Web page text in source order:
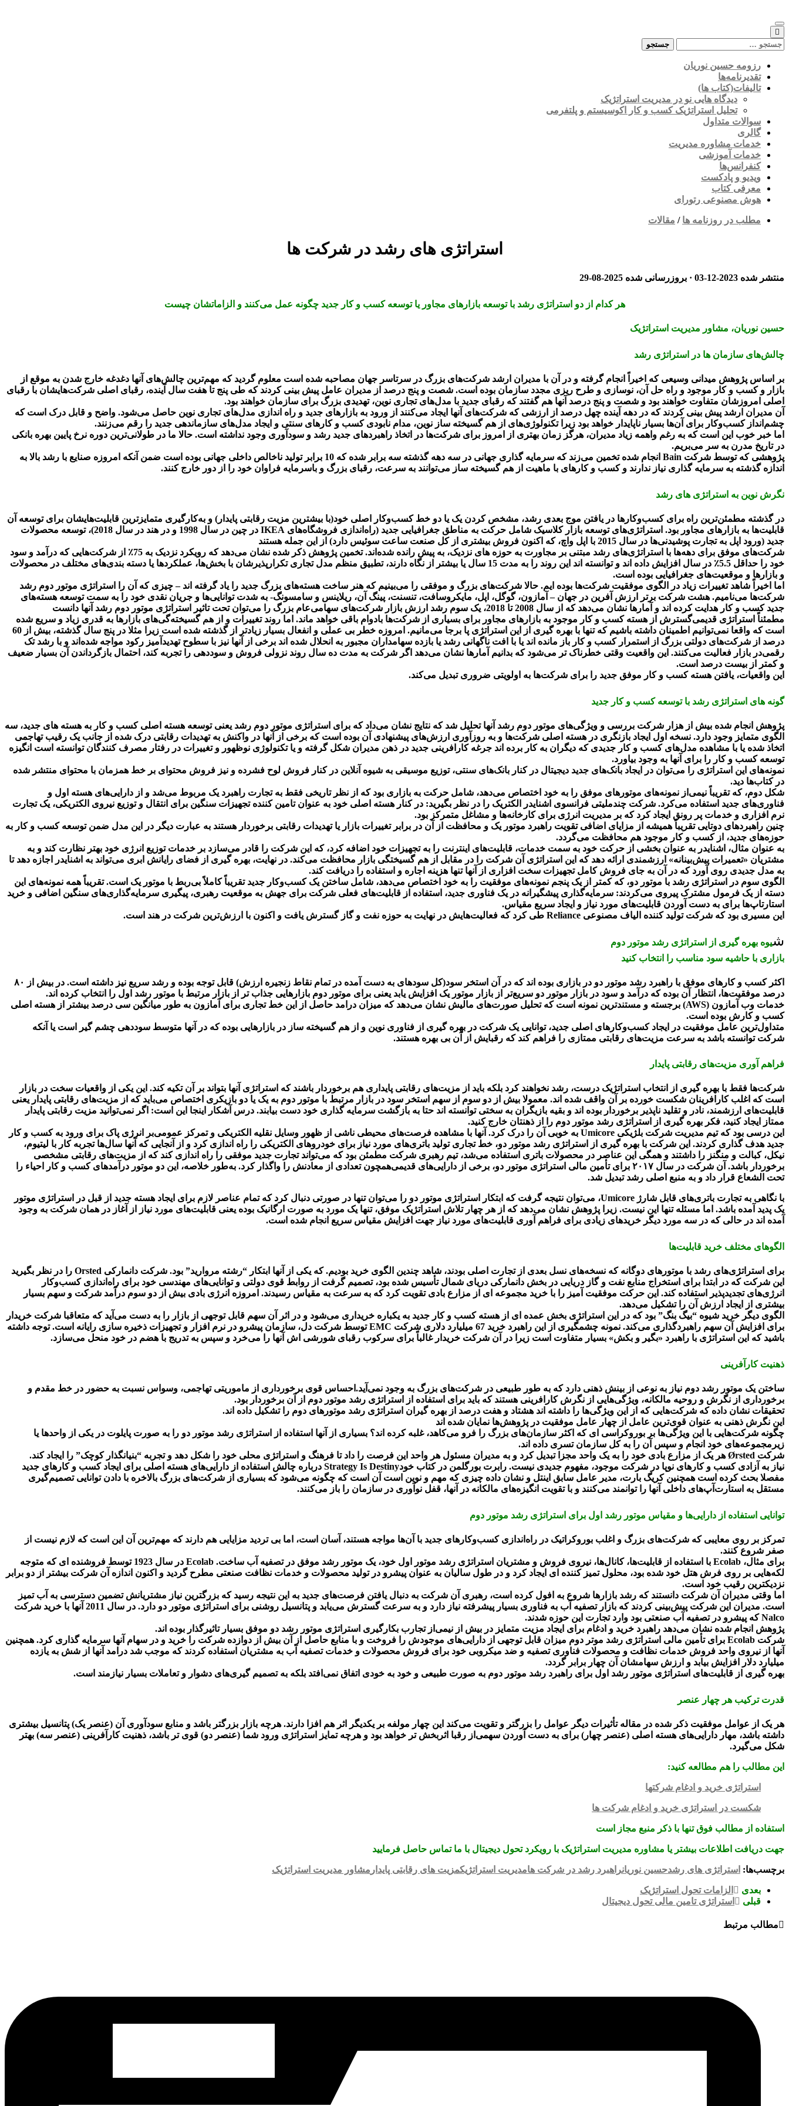
to
content
جستجو
رزومه حسین نوریان
تقدیرنامه‌ها
تالیفات(کتاب ها)
دیدگاه هایی نو در مدیریت استراتژیک
تحلیل استراتژیک کسب و کار اکوسیستم و پلتفرمی
سوالات متداول
گالری
خدمات مشاوره مدیریت
خدمات آموزشی
کنفرانس‌ها
ویدیو و پادکست
معرفی کتاب
هوش مصنوعی رتورای
مطلب در روزنامه ها / مقالات
استراتژی های رشد در شرکت ها
منتشر شده 2023-12-03 · بروزرسانی شده 2025-08-29
هر کدام از دو استراتژی رشد با توسعه بازارهای مجاور یا توسعه کسب و کار جدید چگونه عمل می‌کنند و الزاماتشان چیست
حسین نوریان، مشاور مدیریت استراتژیک
چالش‌های سازمان ها در استراتژی رشد
بر اساس پژوهش میدانی وسیعی که اخیراً انجام گرفته و در آن با مدیران ارشد شرکت‌های بزرگ در سرتاسر جهان مصاحبه شده است معلوم گردید که مهم‌ترین چالش‌های آنها دغدغه‌ خارج شدن به موقع از
بازار و کسب و کار موجود و راه حل آن، نوسازی و طرح ریزی مجدد سازمان بوده است. شصت و پنج درصد از مدیران عامل پیش بینی کردند که طی پنج تا هفت سال آینده، رقبای اصلی شرکت‌هایشان با رقبای
اصلی امروزشان متفاوت خواهند بود و شصت و پنج درصد آنها هم گفتند که رقبای جدید با مدل‌های تجاری نوین، تهدیدی بزرگ برای سازمان خواهند بود.
آن مدیران ارشد پیش بینی کردند که در دهه آینده چهل درصد از ارزشی که شرکت‌های آنها ایجاد می‌کنند از ورود به بازارهای جدید و راه اندازی مدل‌های تجاری نوین حاصل می‌شود. واضح و قابل درک است که
چشم‌انداز کسب‌وکار برای آن‌ها بسیار ناپایدار خواهد بود زیرا تکنولوژی‌های از هم گسیخته ساز نوین، مدام نابودی کسب و کارهای سنتی و ایجاد مدل‌های سازماندهی جدید را رقم می‌زنند.
اما خبر خوب این است که به رغم واهمه زیاد مدیران، هرگز زمان بهتری از امروز برای شرکت‌ها در اتخاذ راهبردهای جدید رشد و سودآوری وجود نداشته است. حالا ما در طولانی‌ترین دوره نرخ پایین بهره بانکی
در تاریخ مدرن به سر می‌بریم.
پژوهشی که توسط شرکت Bain انجام شده تخمین می‌زند که سرمایه گذاری جهانی در سه دهه گذشته سه برابر شده که 10 برابر تولید ناخالص داخلی جهانی بوده است ضمن آنکه امروزه صنایع با رشد بالا به
اندازه گذشته به سرمایه گذاری نیاز ندارند و کسب و کارهای با ماهیت از هم گسیخته ساز می‌توانند به سرعت، رقبای بزرگ و باسرمایه فراوان خود را از دور خارج کنند.
نگرش نوین به استراتژی های رشد
در گذشته مطمئن‌ترین راه برای کسب‌وکارها در یافتن موج بعدی رشد، مشخص کردن یک یا دو خط کسب‌وکار اصلی خود(با بیشترین مزیت رقابتی پایدار) و به‌کارگیری متمایزترین قابلیت‌هایشان برای توسعه آن
قابلیت‌ها به بازارهای مجاور بود. استراتژی‌های توسعه بازار کلاسیک شامل حرکت به مناطق جغرافیایی جدید (راه‌اندازی فروشگاه‌های IKEA در چین در سال 1998 و در هند در سال 2018)، توسعه محصولات
جدید (ورود اپل به تجارت پوشیدنی‌ها در سال 2015 با اپل واچ، که اکنون فروش بیشتری از کل صنعت ساعت سوئیس دارد) از این جمله هستند
شرکت‌های موفق برای دهه‌ها با استراتژی‌های رشد مبتنی بر مجاورت‌ به حوزه های نزدیک، به پیش رانده شده‌اند. تخمین پژوهش ذکر شده نشان می‌دهد که رویکرد نزدیک به 75٪ از شرکت‌هایی که درآمد و سود
خود را حداقل 5.5٪ در سال افزایش داده اند و توانسته اند این روند را به مدت 15 سال یا بیشتر از نگاه دارند، تطبیق منظم مدل تجاری تکرارپذیرشان با بخش‌ها، عملکردها یا دسته بندی‌های مختلف در محصولات
و بازارها و موقعیت‌های جغرافیایی بوده است.
اما اخیراً شاهد تغییرات زیاد در الگوی موفقیت شرکت‌ها بوده ایم. حالا شرکت‌های بزرگ و موفقی را می‌بینیم که هنر ساخت هسته‌های بزرگ جدید را یاد گرفته اند – چیزی که آن را استراتژی موتور دوم رشد
شرکت‌ها می‌نامیم. هشت شرکت برتر ارزش آفرین در جهان – آمازون، گوگل، اپل، مایکروسافت، تنسنت، پینگ آن، ریلاینس و سامسونگ- به شدت توانایی‌ها و جریان نقدی خود را به سمت توسعه هسته‌های
جدید کسب و کار هدایت کرده اند و آمارها نشان می‌دهد که از سال 2008 تا 2018، یک سوم رشد ارزش بازار شرکت‌های سهامی‌عام بزرگ را می‌توان تحت تاثیر استراتژی موتور دوم رشد آنها دانست
مطمئناً استراتژی قدیمی‌گسترش از هسته کسب و کار موجود به بازارهای مجاور برای بسیاری از شرکت‌ها بادوام باقی خواهد ماند. اما روند تغییرات و از هم گسیخته‌گی‌های بازارها به قدری زیاد و سریع شده
است که واقعا نمی‌توانیم اطمینان داشته باشیم که تنها با بهره گیری از این استراتژی پا برجا می‌مانیم. امروزه خطر بی عملی و انفعال بسیار زیادتر از گذشته شده است زیرا مثلا در پنج سال گذشته، بیش از 60
درصد از شرکت‌های دولتی بزرگ از استمرار کسب و کار باز مانده اند یا با افت ناگهانی رشد یا بازده سهامداران مجبور به انحلال شده اند برخی از آنها نیز با سطوح تهدیدآمیز رکود مواجه شده‌اند و با رشد تک
رقمی‌در بازار فعالیت می‌کنند. این واقعیت وقتی خطرناک تر می‌شود که بدانیم آمارها نشان می‌دهد اگر شرکت به مدت ده سال روند نزولی فروش و سوددهی را تجربه کند، احتمال بازگرداندن آن بسیار ضعیف
و کمتر از بیست درصد است.
این واقعیات، یافتن هسته کسب و کار موفق جدید را برای شرکت‌ها به اولویتی ضروری تبدیل می‌کند.
گونه های استراتژی رشد با توسعه کسب و کار جدید
پژوهش انجام شده بیش از هزار شرکت بررسی و ويژگی‌های موتور دوم رشد آنها تحلیل شد که نتایج نشان می‌داد که برای استراتژی موتور دوم رشد یعنی توسعه هسته اصلی کسب و کار به هسته های جدید، سه
الگوی متمایز وجود دارد. نسخه اول ایجاد بازنگری در هسته اصلی شرکت‌ها و به روزآوری ارزش‌های پیشنهادی آن بوده است که برخی از آنها در واکنش به تهدیدات رقابتی درک شده از جانب یک رقیب تهاجمی
اتخاذ شده یا با مشاهده مدل‌های کسب و کار جدیدی که دیگران به کار برده اند جرغه کارافرینی جدید در ذهن مدیران شکل گرفته و یا تکنولوژی نوظهور و تغییرات در رفتار مصرف کنندگان توانسته است انگیزه
توسعه کسب و کار را برای آنها به وجود بیاورد.
نمونه‌های این استراتژی را می‌توان در ایجاد بانک‌های جدید دیجیتال در کنار بانک‌های سنتی، توزیع موسیقی به شیوه آنلاین در کنار فروش لوح فشرده و نیز فروش محتوای بر خط همزمان با محتوای منتشر شده
در کتاب‌ها دید.
شکل دوم، که تقریباً نیمی‌از نمونه‌های موتورهای موفق را به خود اختصاص می‌دهد، شامل حرکت به بازاری بود که از نظر تاریخی فقط به تجارت راهبرد یک مربوط می‌شد و از دارایی‌های هسته اول و
فناوری‌های جدید استفاده می‌کرد. شرکت چندملیتی فرانسوی اشنایدر الکتریک را در نظر بگیرید: در کنار هسته اصلی خود به عنوان تامین کننده تجهیزات سنگین برای انتقال و توزیع نیروی الکتریکی، یک تجارت
نرم افزاری و خدمات پر رونق ایجاد کرد که بر مدیریت انرژی برای کارخانه‌ها و مشاغل متمرکز بود.
چنین راهبردهای دوتایی تقریباً همیشه از مزایای اضافی تقویت راهبرد موتور یک و محافظت از آن در برابر تغییرات بازار یا تهدیدات رقابتی برخوردار هستند به عبارت دیگر در این مدل ضمن توسعه کسب و کار به
حوزه‌های جدید، از کسب و کار موجود هم محافظت می‌گردد.
به عنوان مثال، اشنایدر به عنوان بخشی از حرکت خود به سمت خدمات، قابلیت‌های اینترنت را به تجهیزات خود اضافه کرد، که این شرکت را قادر می‌سازد بر خدمات توزیع انرژی خود بهتر نظارت کند و به
مشتریان «تعمیرات پیش‌بینانه» ارزشمندی ارائه دهد که این استراتژی آن شرکت را در مقابل از هم گسیختگی بازار محافظت می‌کند. در نهایت، بهره گیری از فضای رایانش ابری می‌تواند به اشنایدر اجازه دهد تا
به مدل جدیدی روی آورد که در آن به جای فروش کامل تجهیزات سخت افزاری از آنها تنها هزینه اجاره و استفاده را دریافت کند.
الگوی سوم در استراتژی رشد با موتور دو، که کمتر از یک پنجم نمونه‌های موفقیت را به خود اختصاص می‌دهد، شامل ساختن یک کسب‌وکار جدید تقریباً کاملاً بی‌ربط با موتور یک است. تقریباً همه نمونه‌های این
دسته از یک فرمول مشترک پیروی می‌کردند: سرمایه‌گذاری پیشگیرانه در یک فناوری جدید، استفاده از قابلیت‌های فعلی شرکت برای جهش به موقعیت رهبری، پیگیری سرمایه‌گذاری‌های سنگین اضافی و خرید
استارتاپ‌ها برای به دست آوردن قابلیت‌های مورد نیاز و ایجاد سریع مقیاس.
این مسیری بود که شرکت تولید کننده الیاف مصنوعی Reliance طی کرد که فعالیت‌هایش در نهایت به حوزه نفت و گاز گسترش یافت و اکنون با ارزش‌ترین شرکت در هند است.
شیوه بهره گیری از استراتژی رشد موتور دوم
بازاری با حاشیه سود مناسب را انتخاب کنید
اکثر کسب و کارهای موفق با راهبرد رشد موتور دو در بازاری بوده اند که در آن استخر سود(کل سودهای به دست آمده در تمام نقاط زنجیره ارزش) قابل توجه بوده و رشد سریع نیز داشته است. در بیش از ۸۰
درصد موفقیت‌ها، انتظار آن بوده که درآمد و سود در بازار موتور دو سریع‌تر از بازار موتور یک افزایش یابد یعنی برای موتور دوم بازارهایی جذاب تر از بازار مرتبط با موتور رشد اول را انتخاب کرده اند.
خدمات وب آمازون (AWS) برجسته و مستندترین نمونه است که تحلیل صورت‌های مالیش نشان می‌دهد که میزان درامد حاصل از این خط تجاری برای آمازون به طور میانگین سی درصد بیشتر از هسته اصلی
کسب و کارش بوده است.
متداول‌ترین عامل موفقیت در ایجاد کسب‌وکارهای اصلی جدید، توانایی یک شرکت در بهره گیری از فناوری نوین و از هم گسیخته ساز در بازارهایی بوده که در آنها متوسط سوددهی چشم گیر است یا آنکه
شرکت توانسته باشد به سرعت مزیت‌های رقابتی ممتازی را فراهم کند که رقبایش از آن بی بهره هستند.
فراهم آوری مزیت‌های رقابتی پایدار
شرکت‌ها فقط با بهره گیری از انتخاب استراتژیک درست، رشد نخواهند کرد بلکه باید از مزیت‌های رقابتی پایداری هم برخوردار باشند که استراتژی آنها بتواند بر آن تکیه کند. این یکی از واقعیات سخت در بازار
است که اغلب کارافرینان شکست خورده بر آن واقف شده اند. معمولا بیش از دو سوم از سهم استخر سود در بازار مرتبط با موتور دوم به یک یا دو بازیکری اختصاص می‌باید که از مزیت‌های رقابتی پایدار یعنی
قابلیت‌های ارزشمند، نادر و تقلید ناپذیر برخوردار بوده اند و بقیه بازیگران به سختی توانسته اند حتا به بازگشت سرمایه گذاری خود دست بیابند. درس آشکار اینجا این است: اگر نمی‌توانید مزیت رقابتی پایدار
ممتاز ایجاد کنید، فکر بهره گیری از استراتژی رشد موتور دوم را از ذهنتان خارج کنید.
این درسی بود که تیم مدیریت شرکت بلژیکی Umicore به خوبی آن را درک کرد. آنها با مشاهده فرصت‌های محیطی ناشی از ظهور وسایل نقلیه الکتریکی و تمرکز عمومی‌بر انرژی پاک برای ورود به کسب و کار
جدید هدف گذاری کردند. این شرکت با بهره گیری از استراتژی رشد موتور دو، خط تجاری تولید باتری‌های مورد نیاز برای خودروهای الکتریکی را راه اندازی کرد و از آنجایی که آنها سال‌ها تجربه کار با لیتیوم،
نیکل، کبالت و منگنز را داشتند و همگی این عناصر در محصولات باتری استفاده می‌شد، تیم رهبری شرکت مطمئن بود که می‌تواند تجارت جدید موفقی را راه اندازی کند که از مزیت‌های رقابتی مشخصی
برخوردار باشد. آن شرکت در سال ۲۰۱۷ برای تأمین مالی استراتژی موتور دو، برخی از دارایی‌های قدیمی‌همچون تعدادی از معادنش را واگذار کرد. به‌طور خلاصه، این دو موتور درآمدهای کسب و کار احیاء را
تحت الشعاع قرار داد و به منبع اصلی رشد تبدیل شد.
با نگاهی به تجارت باتری‌های قابل شارژ Umicore، می‌توان نتیجه گرفت که ابتکار استراتژی موتور دو را می‌توان تنها در صورتی دنبال کرد که تمام عناصر لازم برای ایجاد هسته جدید از قبل در استراتژی موتور
یک پدید آمده باشد. اما مسئله تنها این نیست. زیرا پژوهش نشان می‌دهد که از هر چهار تلاش استراتژیک موفق، تنها یک مورد به صورت ارگانیک بوده یعنی قابلیت‌های مورد نیاز از آغاز در همان شرکت به وجود
آمده اند در حالی که در سه مورد دیگر خریدهای زیادی برای فراهم آوری قابلیت‌های مورد نیاز جهت افزایش مقیاس سریع انجام شده است.
الگوهای مختلف خرید قابلیت‌ها
برای استراتژی‌های رشد با موتورهای دوگانه که نسخه‌های نسل بعدی از تجارت اصلی بودند، شاهد چندین الگوی خرید بودیم. که یکی از آنها ابتکار “رشته مروارید” بود. شرکت دانمارکی Orsted را در نظر بگیرید
این شرکت که در ابتدا برای استخراج منابع نفت و گاز دریایی در بخش دانمارکی دریای شمال تأسیس شده بود، تصمیم گرفت از روابط قوی دولتی و توانایی‌های مهندسی خود برای راه‌اندازی کسب‌وکار
انرژی‌های تجدیدپذیر استفاده کند. این حرکت موفقیت آمیز را با خرید مجموعه ای از مزارع بادی تقویت کرد که به سرعت به مقیاس رسیدند. امروزه انرژی بادی بیش از دو سوم درآمد شرکت و سهم بسیار
بیشتری از ایجاد ارزش آن را تشکیل می‌دهد.
الگوی دیگر خرید شیوه “بیگ بنگ” بود که در این استراتژی بخش عمده ای از هسته کسب و کار جدید به یکباره خریداری می‌شود و در اثر آن سهم قابل توجهی از بازار را به دست می‌آید که متعاقبا شرکت خریدار
برای افزایش آن سهم راهبردگذاری می‌کند. نمونه چشمگیری از این راهبرد خرید 67 میلیارد دلاری شرکت EMC توسط شرکت دل، سازمان پیشرو در نرم افزار و تجهیزات ذخیره سازی رایانه است. توجه داشته
باشید که این استراتژی با راهبرد «بگیر و بکش» بسیار متفاوت است زیرا در آن شرکت خریدار غالباً برای سرکوب رقبای شورشی اش آنها را می‌خرد و سپس به تدریج با هضم در خود منحل می‌سازد.
ذهنیت کارآفرینی
ساختن یک موتور رشد دوم نیاز به نوعی از بینش ذهنی دارد که به طور طبیعی در شرکت‌های بزرگ به وجود نمی‌آید.احساس قوی برخورداری از ماموریتی تهاجمی، وسواس نسبت به حضور در خط مقدم و
برخورداری از نگرش و روحیه مالکانه، ویژگی‌هایی از نگرش کارافرینی هستند که باید برای استفاده از استراتژی رشد موتور دوم از آن برخوردار بود.
تحقیقات نشان داده که شرکت‌هایی که از این ویژگی‌ها را داشته اند هشتاد و هفت درصد از بهره گیران استراتژی رشد موتورهای دوم را تشکیل داده اند.
این نگرش ذهنی به عنوان قوی‌ترین عامل از چهار عامل موفقیت در پژوهش‌ها نمایان شده اند
چگونه شرکت‌هایی با این ویژگی‌ها بر بوروکراسی ای که اکثر سازمان‌های بزرگ را فرو می‌کاهد، غلبه کرده اند؟ بسیاری از آنها استفاده از استراتژی رشد موتور دو را به صورت پایلوت در یکی از واحدها یا
زیرمجموعه‌های خود انجام و سپس آن را به کل سازمان تسری داده اند.
شرکت Ørsted هر یک از مزارع بادی خود را به یک واحد مجزا تبدیل کرد و به مدیران مسئول هر واحد این فرصت را داد تا فرهنگ و استراتژی محلی خود را شکل دهد و تجربه “بنیانگذار کوچک” را ایجاد کند.
نیاز به آزادی کسب و کارهای نوپا در شرکت موجود، مفهوم جدیدی نیست. رابرت بورگلمن در کتاب خودStrategy Is Destiny درباره چالش استفاده از دارایی‌های هسته اصلی برای ایجاد کسب و کارهای جدید
مفصلا بحث کرده است همچنین کریگ بارت، مدیر عامل سابق اینتل و نشان داده چیزی که مهم و نوین است آن است که چگونه می‌شود که بسیاری از شرکت‌های بزرگ بالاخره با دادن توانایی تصمیم‌گیری
مستقل به استارت‌آپ‌های داخلی آنها را توانمند می‌کنند و با تقویت انگیزه‌های مالکانه در آنها، قفل نوآوری در سازمان را باز می‌کنند.
توانایی استفاده از دارایی‌ها و مقیاس موتور رشد اول برای استراتژی رشد موتور دوم
تمرکز بر روی معایبی که شرکت‌های بزرگ و اغلب بوروکراتیک در راه‌اندازی کسب‌وکارهای جدید با آن‌ها مواجه هستند، آسان است، اما بی تردید مزایایی هم دارند که مهم‌ترین آن این است که لازم نیست از
صفر شروع کنند.
برای مثال، Ecolab با استفاده از قابلیت‌ها، کانال‌ها، نیروی فروش و مشتریان استراتژی رشد موتور اول خود، یک موتور رشد موفق در تصفیه آب ساخت. Ecolab در سال 1923 توسط فروشنده ای که متوجه
لکه‌هایی بر روی فرش هتل خود شده بود، محلول تمیز کننده ای ایجاد کرد و در طول سالیان به عنوان پیشرو در تولید محصولات و خدمات نظافت صنعتی مطرح گردید و اکنون اندازه آن شرکت بیشتر از دو برابر
نزدیکترین رقیب خود است.
اما وقتی مدیران آن شرکت دانستند که رشد بازارها شروع به افول کرده است، رهبری آن شرکت به دنبال یافتن فرصت‌های جدید به این نتیجه رسید که بزرگترین نیاز مشتریانش تضمین دسترسی به آب تمیز
است. مدیران این شرکت پیش‌بینی کردند که بازار تصفیه آب به فناوری بسیار پیشرفته نیاز دارد و به سرعت گسترش می‌یابد و پتانسیل روشنی برای استراتژی موتور دو دارد. در سال 2011 آنها با خرید شرکت
Nalco که پیشرو در تصفیه آب صنعتی بود وارد تجارت این حوزه شدند.
پژوهش انجام شده نشان می‌دهد راهبرد خرید و ادغام برای ایجاد مزیت متمایز در بیش از نیمی‌از تجارب بکارگیری استراتژی موتور رشد دو موفق بسیار تاثیرگذار بوده اند.
شرکت Ecolab برای تأمین مالی استراتژی رشد موتر دوم میزان قابل توجهی از دارایی‌های موجودش را فروخت و با منابع حاصل از آن بیش از دوازده شرکت را خرید و در سهام آنها سرمایه گذاری کرد. همچنین
آنها از نیروی واحد فروش خدمات نظافت و محصولات فناوری تصفیه و ضد میکروبی خود برای فروش محصولات و خدمات تصفیه آب به مشتریان استفاده کردند که موجب شد درامد آنها از شش به یازده
میلیارد دلار افزایش بیابد و ارزش سهامشان آن چهار برابر گردد.
بهره گیری از قابلیت‌های استراتژی موتور رشد اول برای راهبرد رشد موتور دوم به صورت طبیعی و خود به خودی اتفاق نمی‌افتد بلکه به تصمیم گیری‌های دشوار و تعاملات بسیار نیازمند است.
قدرت ترکیب هر چهار عنصر
هر یک از عوامل موفقیت ذکر شده در مقاله تأثیرات دیگر عوامل را بزرگتر و تقویت می‌کند این چهار مولفه بر یکدیگر اثر هم افزا دارند. هرچه بازار بزرگتر باشد و منابع سودآوری آن (عنصر یک) پتانسیل بیشتری
داشته باشد، مهار دارایی‌های هسته اصلی (عنصر چهار) برای به دست آوردن سهمی‌از رقبا اثربخش تر خواهد بود و هرچه تمایز استراتژی ورود شما (عنصر دو) قوی تر باشد، ذهنیت کارآفرینی (عنصر سه) بهتر
شکل می‌گیرد.
این مطالب را هم مطالعه کنید:
استراتژی خرید و ادغام شرکتها
شکست در استراتژی خرید و ادغام شرکت ها
استفاده از مطالب فوق تنها با ذکر منبع مجاز است
جهت دریافت اطلاعات بیشتر یا مشاوره مدیریت استراتژیک با رویکرد تحول دیجیتال با ما تماس حاصل فرمایید
برچسب‌ها: استراتژی های رشدحسین نوریانراهبرد رشد در شرکت هامدیریت استراتژیکمزیت های رقابتی پایدار مشاور مدیریت استراتژیک
بعدی
الزامات تحول استراتژیک
قبلی
استراتژی تامین مالی تحول دیجیتال
مطالب مرتبط